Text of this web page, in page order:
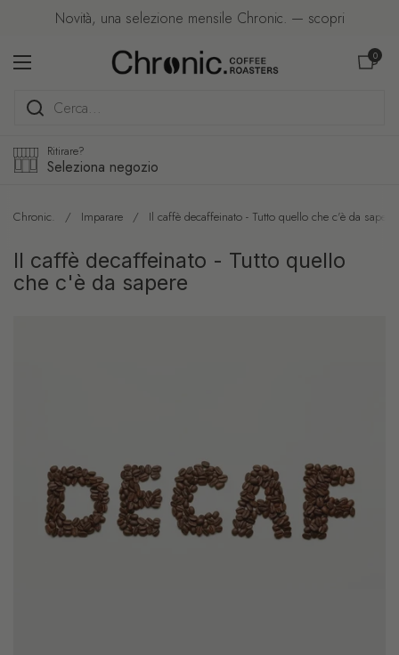
Passa ai contenutiNovità, una selezione mensile Chronic. — scopri
Apri menu
Apri
0
Ritirare?
Seleziona negozio
Chronic. / Imparare / Il caffè decaffeinato - Tutto quello che c'è da sapere
Il caffè decaffeinato - Tutto quello
che c'è da sapere